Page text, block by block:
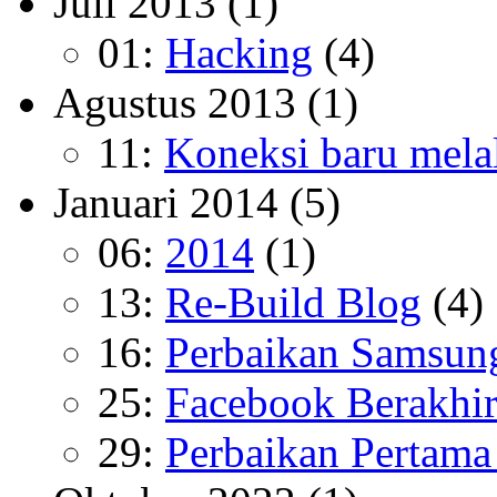
01: Hacking (4)
Agustus 2013 (1)
11: Koneksi baru
Januari 2014 (5)
06: 2014 (1)
13: Re-Build Blog (4)
16: Perbaikan
25: Facebook
29: Perbaikan